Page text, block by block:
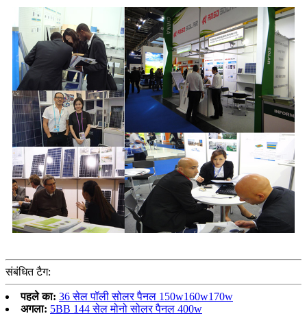
संबंधित टैग:
पहले का: 36 सेल पॉली सोलर पैनल 150w160w170w
अगला: 5BB 144 सेल मोनो सोलर पैनल 400w